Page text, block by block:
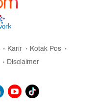
Karir
Kotak Pos
Disclaimer